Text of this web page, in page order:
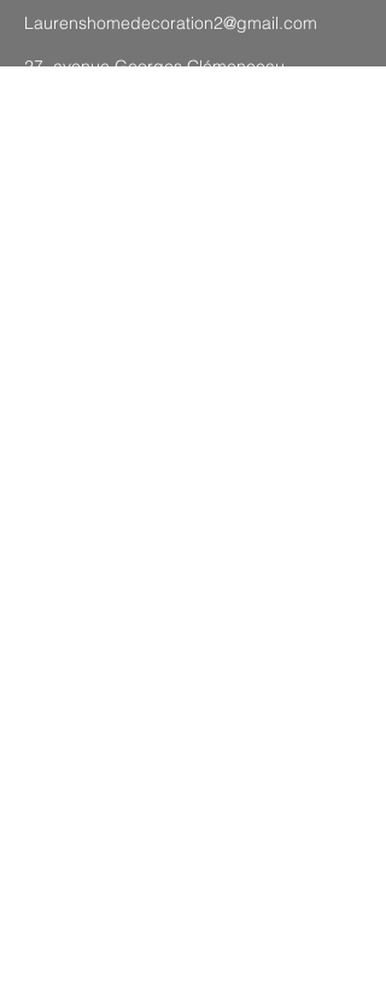
Laurenshomedecoration2@gmail.com
27 avenue Georges Clémenceau,